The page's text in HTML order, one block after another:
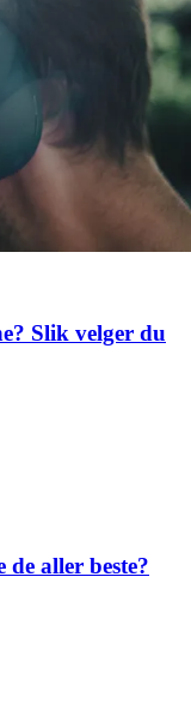
Slik velger du
aller beste?